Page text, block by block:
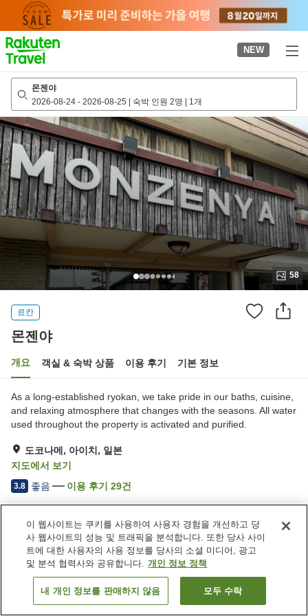
page
NEW
몬젠야
2026-08-24 - 2026-08-25 | 숙박 인원 2명 | 1개
58
료칸
몬젠야
개요 객실 & 숙박 상품 이용 후기 기본 정보
As a long-established ryokan, we take pride in our baths, cuisine,
and relaxing atmosphere that changes with the seasons. All water
used throughout the property is activated and purified.
도코나메, 아이치, 일본
지도에서 보기
3.8 좋음 이용 후기 29건
숙소 편의 시설/서비스
주차장 대욕장
객실 보기
이 웹사이트는 쿠키를 사용하여 사용자 경험을 개선하고 당
사 웹사이트의 성능 및 트래픽을 분석합니다. 또한 당사 사이
트에 대한 사용자의 사용 정보를 당사의 소셜 미디어, 광고
및 분석 협력사와 공유합니다. 개인 정보 정책
내 개인 정보를 판매하지 않음 모두 수락